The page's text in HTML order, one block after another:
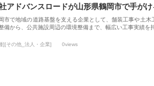
アドバンスロードが山形県鶴岡市で手が
市で地域の道路基盤を支える企業として、舗装工事や土
備から、公共施設周辺の環境整備まで、幅広い工事実績を
][その他_法人・企業] 0views